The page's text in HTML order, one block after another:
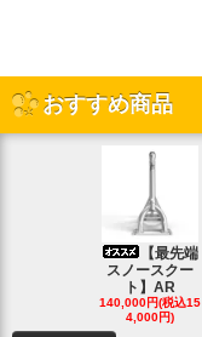
おすすめ商品
【最先端
スノースクー
ト】AR
140,000円(税込15
4,000円)